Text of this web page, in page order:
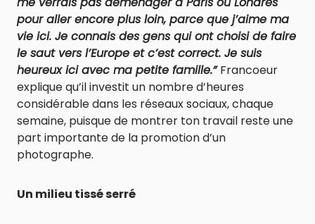
pour aller encore plus loin, parce que j’aime ma
vie ici. Je connais des gens qui ont choisi de faire
le saut vers l’Europe et c’est correct. Je suis
heureux ici avec ma petite famille.”Francoeur
explique qu’il investit un nombre d’heures
considérable dans les réseaux sociaux, chaque
semaine, puisque de montrer ton travail reste une
part importante de la promotion d’un
photographe.
Un milieu tissé serré